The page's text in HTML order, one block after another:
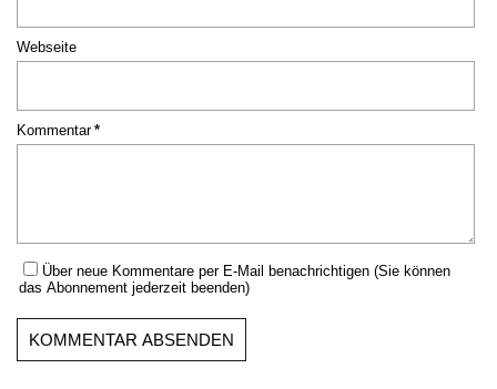
Webseite
Pflichtfeld
Kommentar *
Über neue Kommentare per E-Mail benachrichtigen (Sie können
das Abonnement jederzeit beenden)
KOMMENTAR ABSENDEN